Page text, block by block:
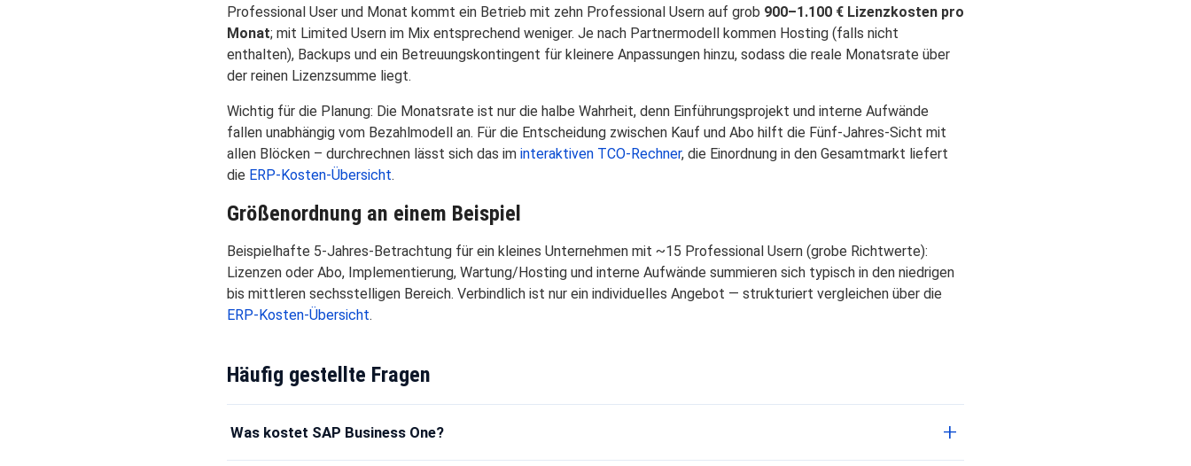
Professional User und Monat kommt ein Betrieb mit zehn Professional Usern auf grob 900–1.100 € Lizenzkosten pro
Monat; mit Limited Usern im Mix entsprechend weniger. Je nach Partnermodell kommen Hosting (falls nicht
enthalten), Backups und ein Betreuungskontingent für kleinere Anpassungen hinzu, sodass die reale Monatsrate über
der reinen Lizenzsumme liegt.
Wichtig für die Planung: Die Monatsrate ist nur die halbe Wahrheit, denn Einführungsprojekt und interne Aufwände
fallen unabhängig vom Bezahlmodell an. Für die Entscheidung zwischen Kauf und Abo hilft die Fünf-Jahres-Sicht mit
allen Blöcken – durchrechnen lässt sich das im interaktiven TCO-Rechner, die Einordnung in den Gesamtmarkt liefert
die ERP-Kosten-Übersicht.
Größenordnung an einem Beispiel
Beispielhafte 5-Jahres-Betrachtung für ein kleines Unternehmen mit ~15 Professional Usern (grobe Richtwerte):
Lizenzen oder Abo, Implementierung, Wartung/Hosting und interne Aufwände summieren sich typisch in den niedrigen
bis mittleren sechsstelligen Bereich. Verbindlich ist nur ein individuelles Angebot — strukturiert vergleichen über die
ERP-Kosten-Übersicht.
Häufig gestellte Fragen
Was kostet SAP Business One?